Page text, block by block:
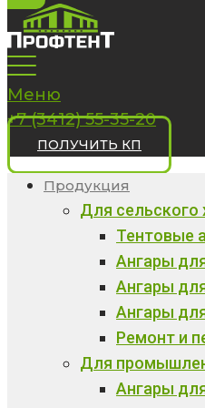
Меню
+7 (3412) 55-35-20
ПОЛУЧИТЬ КП
Продукция
Для сельского
Тентовые
Ангары
Ангары
Ангары
Ремонт и
Для
Ангары